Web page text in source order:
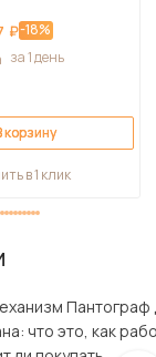
₽-18%
за 1 день
корзину
в 1 клик